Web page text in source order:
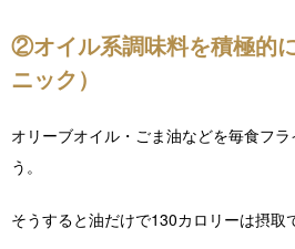
②オイル系調味料を積極的
ニック）
オリーブオイル・ごま油などを毎食フ
う。
そうすると油だけで130カロリーは摂取